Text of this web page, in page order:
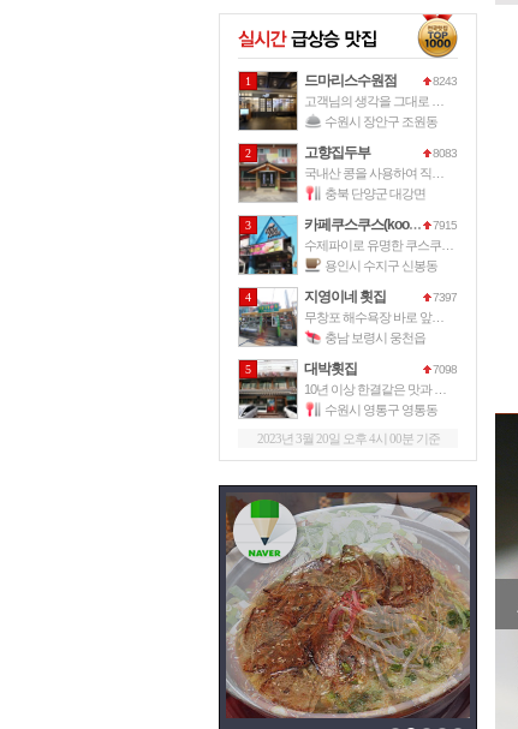
1 드마리스수원점 8243
수원시 장안구 조원동
2 고향집두부 8083
충북 단양군 대강면
3 카페쿠스쿠스(kooskoos) 7915
용인시 수지구 신봉동
4 지영이네 횟집 7397
무창포 해수욕장 바로 앞에 위치한 이
충남 보령시 웅천읍
5 대박횟집 7098
수원시 영통구 영통동
2023년 3월 20일 오후 4시 00분 기준